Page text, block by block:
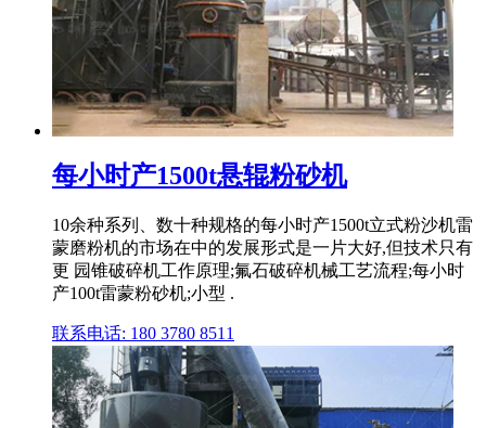
每小时产1500t悬辊粉砂机
10余种系列、数十种规格的每小时产1500t立式粉沙机雷
蒙磨粉机的市场在中的发展形式是一片大好,但技术只有
更 园锥破碎机工作原理;氟石破碎机械工艺流程;每小时
产100t雷蒙粉砂机;小型 .
联系电话: 180 3780 8511